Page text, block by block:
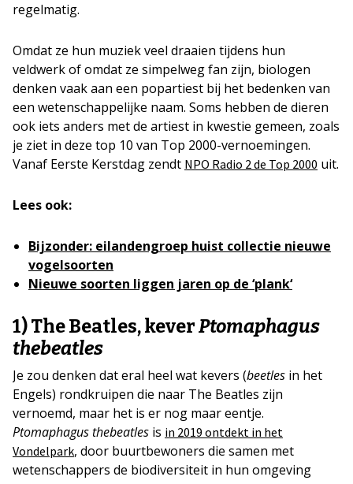
regelmatig.
Omdat ze hun muziek veel draaien tijdens hun
veldwerk of omdat ze simpelweg fan zijn, biologen
denken vaak aan een popartiest bij het bedenken van
een wetenschappelijke naam. Soms hebben de dieren
ook iets anders met de artiest in kwestie gemeen, zoals
je ziet in deze top 10 van Top 2000-vernoemingen.
Vanaf Eerste Kerstdag zendt NPO Radio 2 de Top 2000 uit.
Lees ook:
Bijzonder: eilandengroep huist collectie nieuwe
vogelsoorten
Nieuwe soorten liggen jaren op de ‘plank‘
1) The Beatles, keverPtomaphagus
thebeatles
Je zou denken dat eral heel wat kevers (beetles in het
Engels) rondkruipen die naar The Beatles zijn
vernoemd, maar het is er nog maar eentje.
Ptomaphagus thebeatles is in 2019 ontdekt in het
Vondelpark, door buurtbewoners die samen met
wetenschappers de biodiversiteit in hun omgeving